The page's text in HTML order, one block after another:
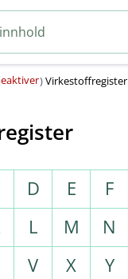
)Virkestoffregister
D E F
L M N
V X Y